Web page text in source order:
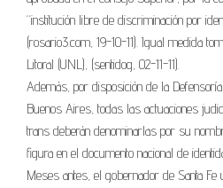
“institución libre de discriminación por
(rosario3.com, 19-10-11). Igual medida
Litoral (UNL), (sentidog, 02-11-11).
Además, por disposición de la
Buenos Aires, todas las actuaciones
trans deberán denominarlas por su
figura en el documento nacional de
Meses antes, el gobernador de Santa